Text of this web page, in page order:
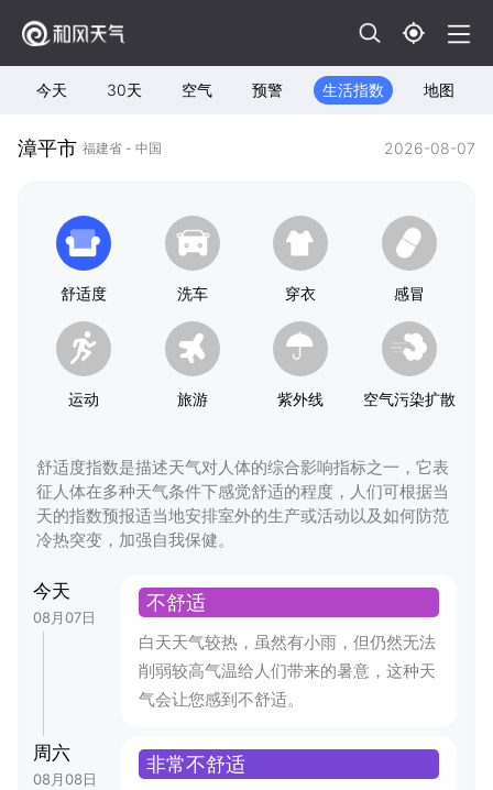
今天 30天 空气 预警 生活指数 地图
漳平市 福建省 - 中国 2026-08-07
舒适度 洗车 穿衣 感冒
运动 旅游 紫外线 空气污染扩散
舒适度指数是描述天气对人体的综合影响指标之一，它表
征人体在多种天气条件下感觉舒适的程度，人们可根据当
天的指数预报适当地安排室外的生产或活动以及如何防范
冷热突变，加强自我保健。
今天
08月07日
不舒适
白天天气较热，虽然有小雨，但仍然无法
削弱较高气温给人们带来的暑意，这种天
气会让您感到不舒适。
周六
08月08日
非常不舒适